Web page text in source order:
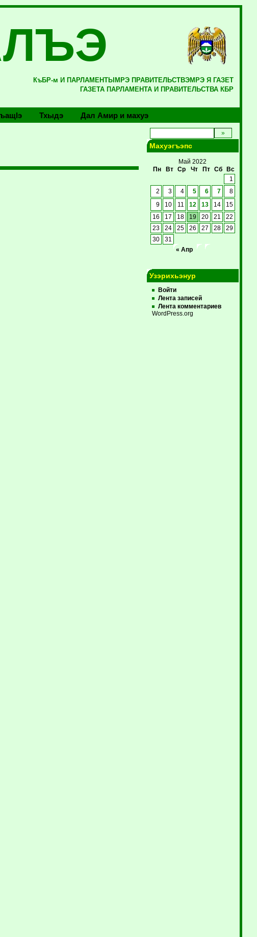
КъБР-м И ПАРЛАМЕНТЫМРЭ ПРАВИТЕЛЬСТВЭМРЭ Я ГАЗЕТ
ГАЗЕТА ПАРЛАМЕНТА И ПРАВИТЕЛЬСТВА КБР
Тхыдэ Дал Амир и махуэ
Махуэгъэпс
Май 2022
Пн
Вт Ср Чт Пт Сб
Вс
1
2
3 4 5 6 7 8
9 10 11 12 13 14
15
16
17 18 19 20 21
22
23
24 25 26 27 28
29
30
31
« Апр
Узэрихьэнур
Войти
Лента записей
Лента комментариев
WordPress.org